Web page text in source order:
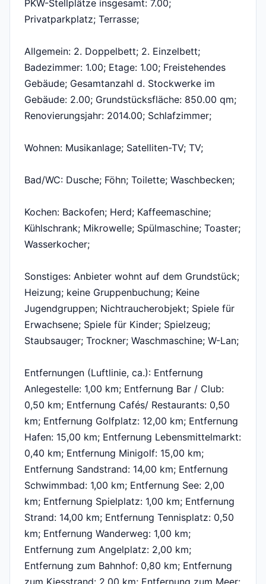
PKW-Stellplätze insgesamt: 7.00;
Privatparkplatz; Terrasse;
Allgemein: 2. Doppelbett; 2. Einzelbett;
Badezimmer: 1.00; Etage: 1.00; Freistehendes
Gebäude; Gesamtanzahl d. Stockwerke im
Gebäude: 2.00; Grundstücksfläche: 850.00 qm;
Renovierungsjahr: 2014.00; Schlafzimmer;
Wohnen: Musikanlage; Satelliten-TV; TV;
Bad/WC: Dusche; Föhn; Toilette; Waschbecken;
Kochen: Backofen; Herd; Kaffeemaschine;
Kühlschrank; Mikrowelle; Spülmaschine; Toaster;
Wasserkocher;
Sonstiges: Anbieter wohnt auf dem Grundstück;
Heizung; keine Gruppenbuchung; Keine
Jugendgruppen; Nichtraucherobjekt; Spiele für
Erwachsene; Spiele für Kinder; Spielzeug;
Staubsauger; Trockner; Waschmaschine; W-Lan;
Entfernungen (Luftlinie, ca.): Entfernung
Anlegestelle: 1,00 km; Entfernung Bar / Club:
0,50 km; Entfernung Cafés/ Restaurants: 0,50
km; Entfernung Golfplatz: 12,00 km; Entfernung
Hafen: 15,00 km; Entfernung Lebensmittelmarkt:
0,40 km; Entfernung Minigolf: 15,00 km;
Entfernung Sandstrand: 14,00 km; Entfernung
Schwimmbad: 1,00 km; Entfernung See: 2,00
km; Entfernung Spielplatz: 1,00 km; Entfernung
Strand: 14,00 km; Entfernung Tennisplatz: 0,50
km; Entfernung Wanderweg: 1,00 km;
Entfernung zum Angelplatz: 2,00 km;
Entfernung zum Bahnhof: 0,80 km; Entfernung